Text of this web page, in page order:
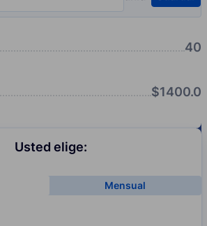
40
$1400.0
Usted elige:
Mensual